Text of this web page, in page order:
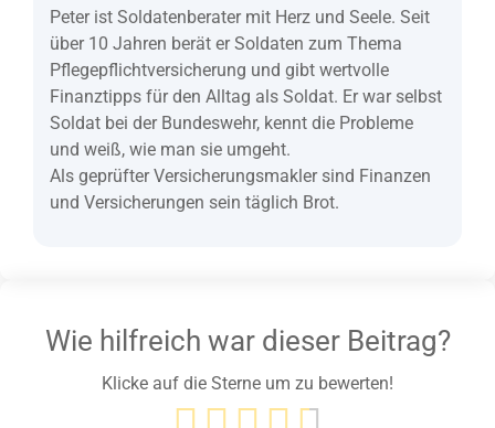
Peter ist Soldatenberater mit Herz und Seele. Seit
über 10 Jahren berät er Soldaten zum Thema
Pflegepflichtversicherung und gibt wertvolle
Finanztipps für den Alltag als Soldat. Er war selbst
Soldat bei der Bundeswehr, kennt die Probleme
und weiß, wie man sie umgeht.
Als geprüfter Versicherungsmakler sind Finanzen
und Versicherungen sein täglich Brot.
Wie hilfreich war dieser Beitrag?
Klicke auf die Sterne um zu bewerten!